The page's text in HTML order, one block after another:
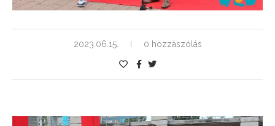
2023.06.15. 0 hozzászólás